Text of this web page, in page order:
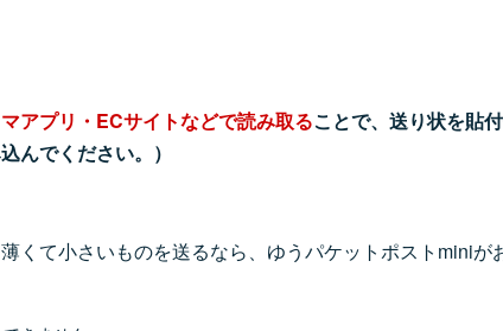
アプリ・ECサイトなどで読み取ることで、送り状を貼
んでください。）
くて小さいものを送るなら、ゆうパケットポストminiが